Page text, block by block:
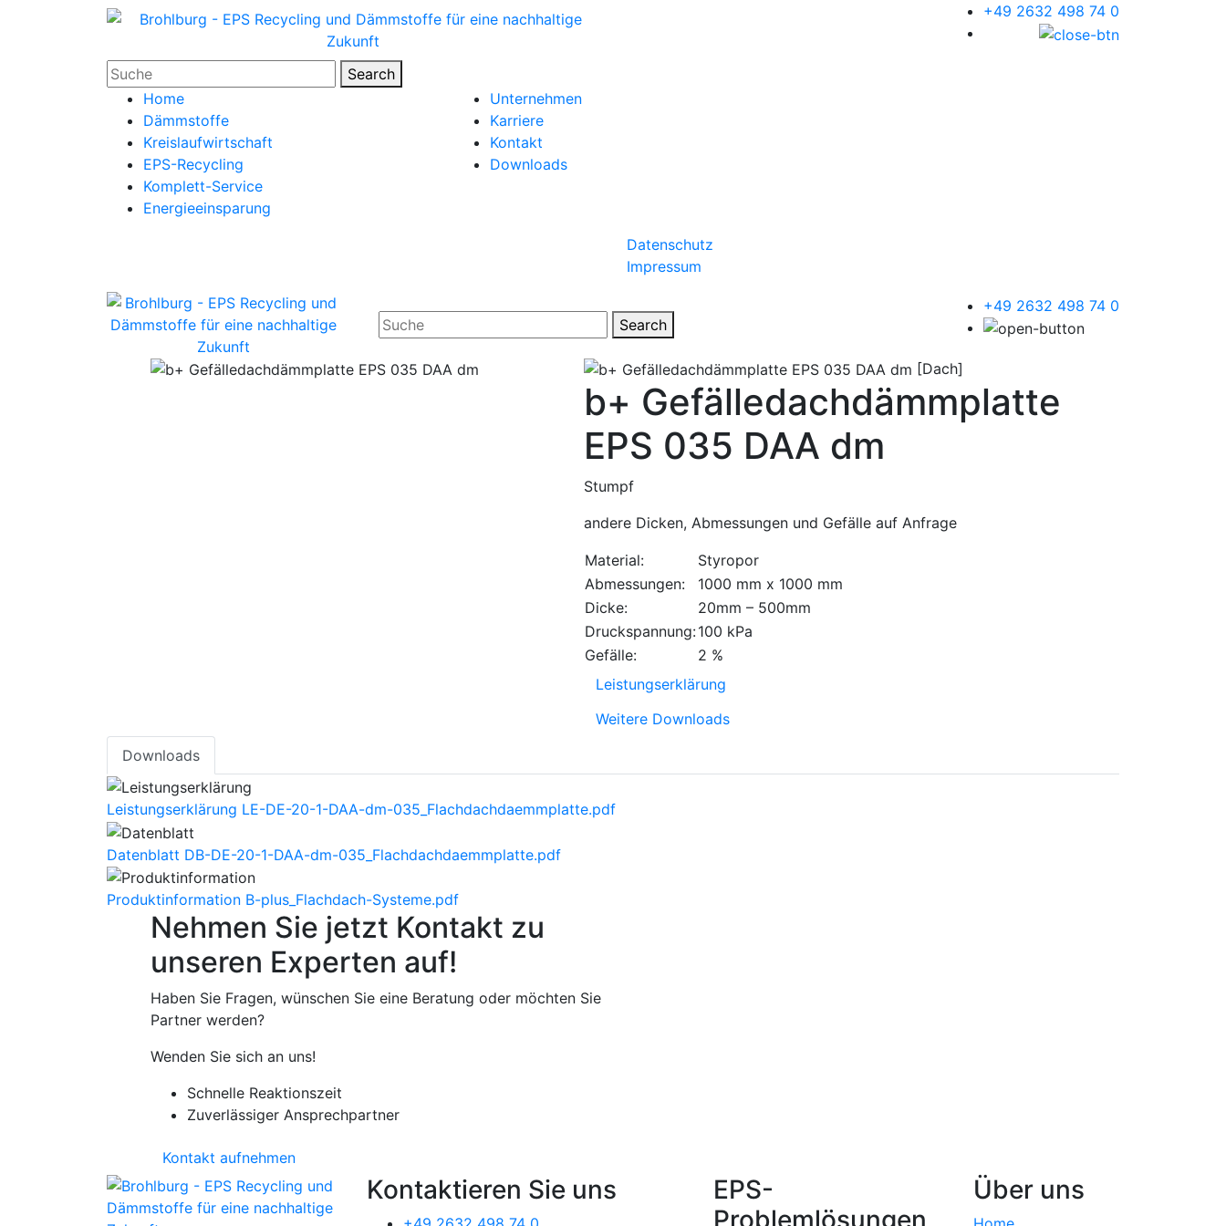
+49 2632 498 74 0
Search
Home
Dämmstoffe
Kreislaufwirtschaft
EPS-Recycling
Komplett-Service
Energieeinsparung
Unternehmen
Karriere
Kontakt
Downloads
Datenschutz
Impressum
Search
+49 2632 498 74 0
[Dach]
b+ Gefälledachdämmplatte
EPS 035 DAA dm
Stumpf
andere Dicken, Abmessungen und Gefälle auf Anfrage
Material:
Styropor
Abmessungen:
1000 mm x 1000 mm
Dicke:
20mm – 500mm
Druckspannung:100 kPa
Gefälle:
2 %
Leistungserklärung
Weitere Downloads
Downloads
Leistungserklärung LE-DE-20-1-DAA-dm-035_Flachdachdaemmplatte.pdf
Datenblatt DB-DE-20-1-DAA-dm-035_Flachdachdaemmplatte.pdf
Produktinformation B-plus_Flachdach-Systeme.pdf
Nehmen Sie jetzt Kontakt zu
unseren Experten auf!
Haben Sie Fragen, wünschen Sie eine Beratung oder möchten Sie
Partner werden?
Wenden Sie sich an uns!
Schnelle Reaktionszeit
Zuverlässiger Ansprechpartner
Kontakt aufnehmen
Kontaktieren Sie uns
EPS-
Über uns